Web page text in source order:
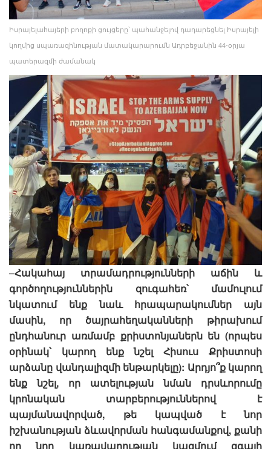
Իսրայելահայերի բողոքի ցույցերը՝ պահանջելով դադարեցնել Իսրայելի
կողմից սպառազինության մատակարարումն Ադրբեջանին 44-օրյա
պատերազմի ժամանակ
–Հակահայ տրամադրությունների աճին և
գործողություններին զուգահեռ՝ մամուլում
նկատում ենք նաև հրապարակումներ այն
մասին, որ ծայրահեղականների թիրախում
ընդհանուր առմամբ քրիստոնյաներն են (որպես
օրինակ՝ կարող ենք նշել Հիսուս Քրիստոսի
արձանը վանդալիզմի ենթարկելը): Արդյո՞ք կարող
ենք նշել, որ ատելության նման դրսևորումը
կրոնական տարբերություններով է
պայմանավորված, թե կապված է նոր
իշխանության ձևավորման հանգամանքով, քանի
որ նոր կառավարության կազմում զգալի